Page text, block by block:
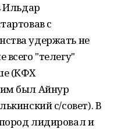
Ильдар
с
удержать не
"телегу"
(КФХ
был Айнур
с/совет). В
лидировал и